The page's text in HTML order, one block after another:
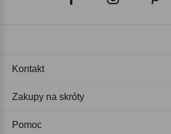
Kontakt
Zakupy na skróty
Pomoc